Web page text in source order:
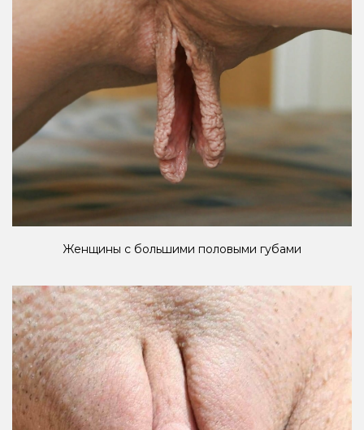
Женщины с большими половыми губами